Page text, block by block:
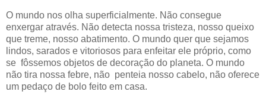
O mundo nos olha superficialmente. Não consegue
enxergar através. Não detecta nossa tristeza, nosso queixo
que treme, nosso abatimento. O mundo quer que sejamos
lindos, sarados e vitoriosos para enfeitar ele próprio, como
se fôssemos objetos de decoração do planeta. O mundo
não tira nossa febre, não penteia nosso cabelo, não oferece
um pedaço de bolo feito em casa.